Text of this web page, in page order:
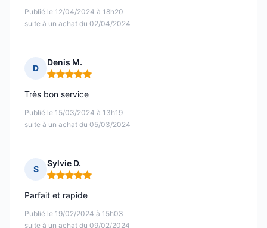
Publié le 12/04/2024 à 18h20
suite à un achat du 02/04/2024
D
Denis M.
Note : 5 sur 5
Publié le 15/03/2024 à 13h19
suite à un achat du 05/03/2024
Très bon service
S
Sylvie D.
Note : 5 sur 5
Publié le 19/02/2024 à 15h03
suite à un achat du 09/02/2024
Parfait et rapide